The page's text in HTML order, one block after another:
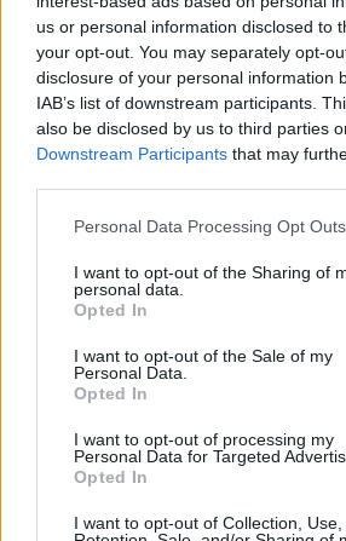
us or personal information disclosed to
your opt-out. You may separately opt-
disclosure of your personal information
IAB’s list of downstream participants.
also be disclosed by us to third parties
Downstream Participants that may
Please note that this website/app uses
not limited to your visit or usage
grant or deny consent to Google and its
use your data for below specified
consent section.
Personal Data Processing Opt Outs
I want to opt-out of the Sharing of
personal data.
Opted In
I want to opt-out of the Sale of my
Personal Data.
Opted In
I want to opt-out of processing my
Personal Data for Targeted
Opted In
I want to opt-out of Collection, Use,
coerenti al valore dell’appalto.
Checklist finale
eventi
Prima della pubblicazionedata
referenze validate; certificazioni
lettura dei documentirequisiti
calendario attività; quesiti di
tecnicoconcept, WBS/Gantt,
diretti/indiretti, buffer,cappenali,
Rischi matrice, fornitori
ridondanze, assicurazioni.
firme, upload, verifica finale. Una
posizione in gara e sostiene la